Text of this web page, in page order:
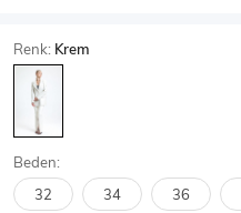
Body
SPOR GİYİM
Renk: Krem
Beden:
32 34 36